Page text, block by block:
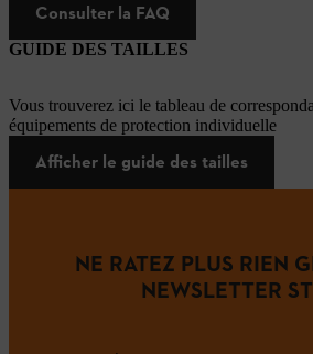
Consulter la FAQ
GUIDE DES TAILLES
Vous trouverez ici le tableau de
équipements de protection individuelle
Afficher le guide des tailles
NE RATEZ PLUS RIEN
NEWSLETTER